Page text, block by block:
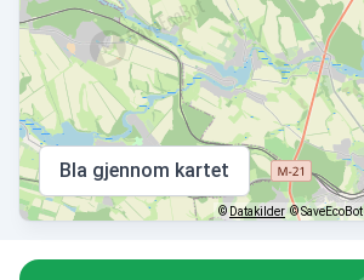
Bla gjennom kartet
© Datakilder © SaveEcoBot